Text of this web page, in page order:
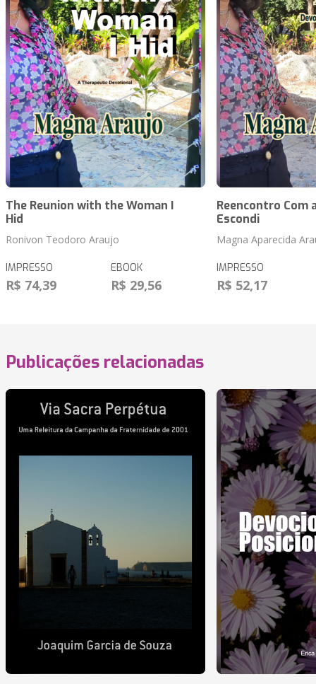
The Reunion with the Woman I
Hid
Ronivon Teodoro Araujo
IMPRESSO
R$ 74,39
EBOOK
R$ 29,56
Reencontro Com
Escondi
Magna Aparecida
IMPRESSO
R$ 52,17
Publicações relacionadas